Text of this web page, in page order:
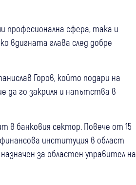
професионална сфера, така и
вдигната глава след добре
Горов, който подари на
да го закриля и напътства в
в банковия сектор. Повече от 15
институция в област
за областен управител на